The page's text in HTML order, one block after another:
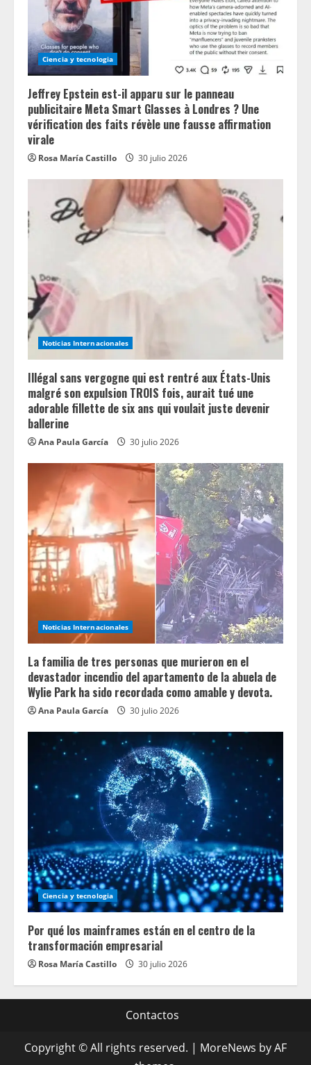
Ciencia y tecnologia
Jeffrey Epstein est-il apparu sur le panneau
publicitaire Meta Smart Glasses à Londres ? Une
vérification des faits révèle une fausse affirmation
virale
Rosa María Castillo 30 julio 2026
Noticias Internacionales
Illégal sans vergogne qui est rentré aux États-Unis
malgré son expulsion TROIS fois, aurait tué une
adorable fillette de six ans qui voulait juste devenir
ballerine
Ana Paula García 30 julio 2026
Noticias Internacionales
La familia de tres personas que murieron en el
devastador incendio del apartamento de la abuela de
Wylie Park ha sido recordada como amable y devota.
Ana Paula García 30 julio 2026
Ciencia y tecnologia
Por qué los mainframes están en el centro de la
transformación empresarial
Rosa María Castillo 30 julio 2026
Contactos
Copyright © All rights reserved. | MoreNews by AF